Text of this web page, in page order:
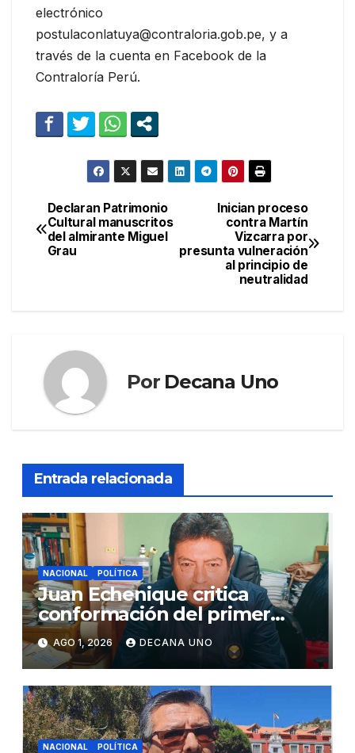
electrónico
postulaconlatuya@contraloria.gob.pe, y a
través de la cuenta en Facebook de la
Contraloría Perú.
Navegación
de
Inician proceso
contra Martín
Vizcarra por
presunta vulneración
al principio de
neutralidad
Declaran Patrimonio
Cultural manuscritos
del almirante Miguel
Grau
Por Decana Uno
Entrada relacionada
NACIONAL POLÍTICA
Juan Echenique critica
conformación del primer
gabinete ministerial de Keiko
Fujimori
AGO 1, 2026 DECANA UNO
NACIONAL POLÍTICA